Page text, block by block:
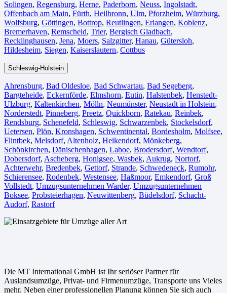
Solingen, Regensburg, Herne⁠, Paderborn, Neuss, Ingolstadt,
Offenbach am Main, Fürth⁠, Heilbronn, Ulm⁠, Pforzheim, Würzburg,
Wolfsburg⁠, Göttingen, Bottrop, Reutlingen, Erlangen⁠, Koblenz,
Bremerhaven⁠, Remscheid, Trier⁠, Bergisch Gladbach,
Recklinghausen, Jena⁠, Moers⁠, Salzgitter⁠, Hanau, Gütersloh,
Hildesheim⁠, Siegen⁠, Kaiserslautern⁠, Cottbus⁠
Schleswig-Holstein
Ahrensburg, Bad Oldesloe, Bad Schwartau, Bad Segeberg,
Bargteheide, Eckernförde, Elmshorn, Eutin, Halstenbek, Henstedt-
Ulzburg, Kaltenkirchen, Mölln, Neumünster, Neustadt in Holstein,
Norderstedt, Pinneberg, Preetz, Quickborn, Ratekau, Reinbek,
Rendsburg, Schenefeld, Schleswig, Schwarzenbek, Stockelsdorf,
Uetersen, Plön, Kronshagen, Schwentinental, Bordesholm, Molfsee,
Flintbek, Melsdorf, Altenholz, Heikendorf, Mönkeberg,
Schönkirchen, Dänischenhagen, Laboe, Brodersdorf, Wendtorf,
Dobersdorf, Ascheberg, Honigsee, Wasbek, Aukrug, Nortorf,
Achterwehr, Bredenbek, Gettorf, Strande, Schwedeneck, Rumohr,
Schierensee, Rodenbek, Westensee, Haßmoor, Emkendorf, Groß
Vollstedt, Umzugsunternehmen Warder, Umzugsunternehmen
Boksee, Probsteierhagen, Neuwittenberg, Büdelsdorf, Schacht-
Audorf, Rastorf
Die MT International GmbH ist Ihr seriöser Partner für
Auslandsumzüge, Privat- und Firmenumzüge, Transporte uns Vieles
mehr. Neben einer professionellen Planung können Sie sich auch